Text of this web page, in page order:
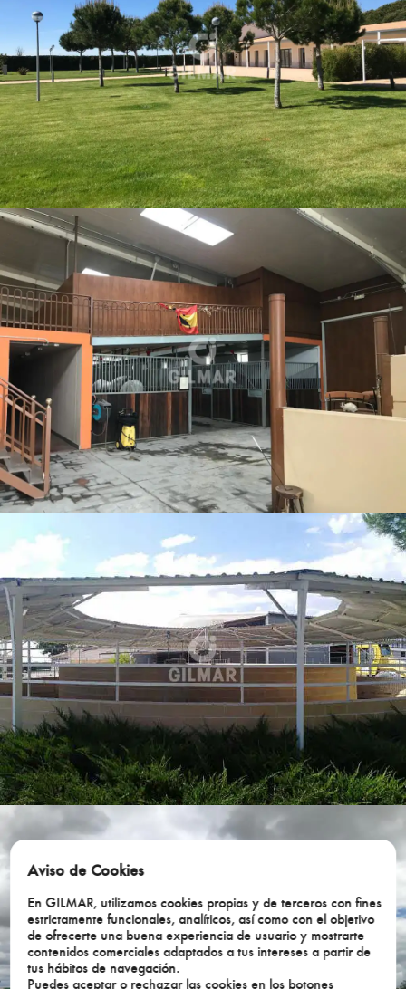
Aviso de Cookies
En GILMAR, utilizamos cookies propias y de terceros con fines
estrictamente funcionales, analíticos, así como con el objetivo
de ofrecerte una buena experiencia de usuario y mostrarte
contenidos comerciales adaptados a tus intereses a partir de
tus hábitos de navegación.
Puedes aceptar o rechazar las cookies en los botones